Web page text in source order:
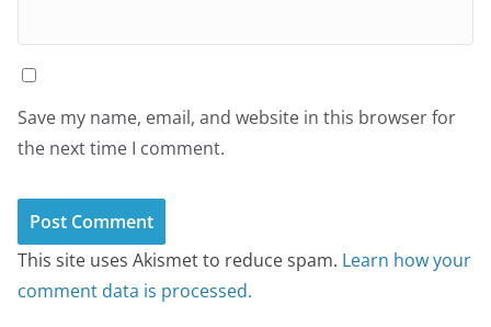
Save my name, email, and website in this browser for
the next time I comment.
This site uses Akismet to reduce spam. Learn how your
comment data is processed.